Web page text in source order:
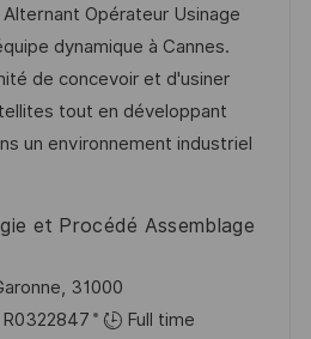
s
t
e
d
D
e
a
t
e
g
o
Opérateur Usinage
dynamique à Cannes.
de concevoir et d'usiner
tout en développant
un environnement industriel
et Procédé Assemblage
31000
R0322847
Full time